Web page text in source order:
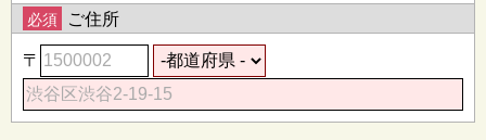
必須 ご住所
〒